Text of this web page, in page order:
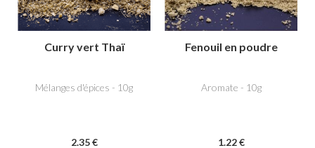
Curry vert Thaï
Mélanges d'épices - 10g
2.35 €
Fenouil en poudre
Aromate - 10g
1.22 €